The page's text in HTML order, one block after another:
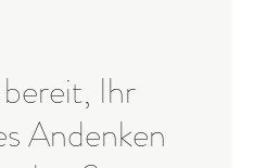
Ihr
Andenken